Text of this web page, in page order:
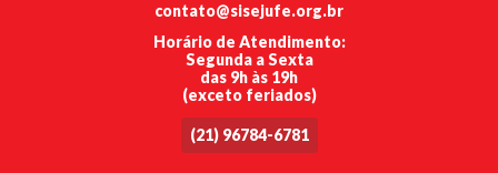
contato@sisejufe.org.br
Horário de Atendimento:
Segunda a Sexta
das 9h às 19h
(exceto feriados)
(21) 96784-6781